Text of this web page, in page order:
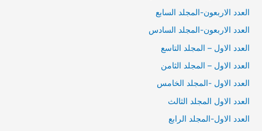
العدد الاربعون-المجلد السابع
العدد الاربعون-المجلد السادس
العدد الاول – المجلد التاسع
العدد الاول – المجلد الثامن
العدد الاول -المجلد الخامس
العدد الاول المجلد الثالث
العدد الاول-المجلد الرابع